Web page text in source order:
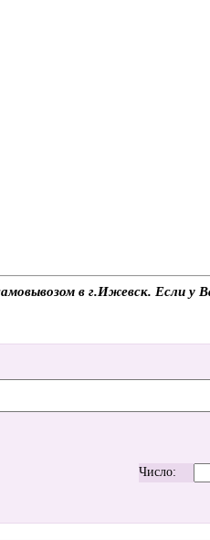
в г.Ижевск. Если
Число: